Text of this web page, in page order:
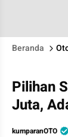
Beranda
Pilihan
Juta,
kumparanOTO